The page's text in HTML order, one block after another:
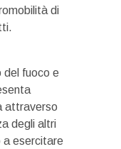
di
del fuoco e
attraverso
degli altri
a esercitare